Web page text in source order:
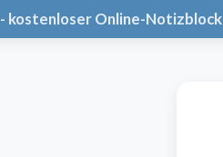
- kostenloser Online-Notizblock